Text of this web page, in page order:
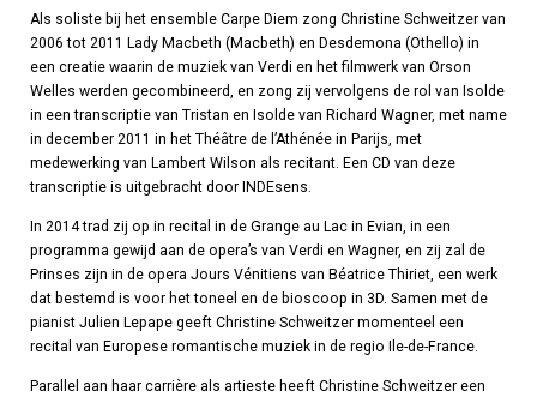
Als soliste bij het ensemble Carpe Diem zong Christine Schweitzer van
2006 tot 2011 Lady Macbeth (Macbeth) en Desdemona (Othello) in
een creatie waarin de muziek van Verdi en het filmwerk van Orson
Welles werden gecombineerd, en zong zij vervolgens de rol van Isolde
in een transcriptie van Tristan en Isolde van Richard Wagner, met name
in december 2011 in het Théâtre de l’Athénée in Parijs, met
medewerking van Lambert Wilson als recitant. Een CD van deze
transcriptie is uitgebracht door INDEsens.
In 2014 trad zij op in recital in de Grange au Lac in Evian, in een
programma gewijd aan de opera’s van Verdi en Wagner, en zij zal de
Prinses zijn in de opera Jours Vénitiens van Béatrice Thiriet, een werk
dat bestemd is voor het toneel en de bioscoop in 3D. Samen met de
pianist Julien Lepape geeft Christine Schweitzer momenteel een
recital van Europese romantische muziek in de regio Ile-de-France.
Parallel aan haar carrière als artieste heeft Christine Schweitzer een